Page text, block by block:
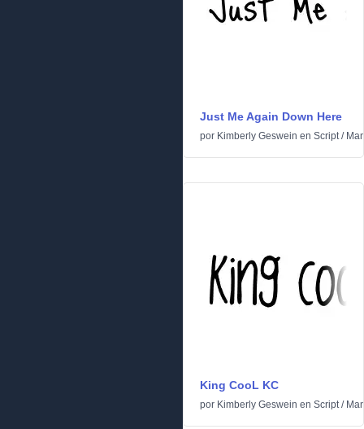
Just Me Again Down Here
por Kimberly Geswein en Script/
King CooL KC
por Kimberly Geswein en Script/